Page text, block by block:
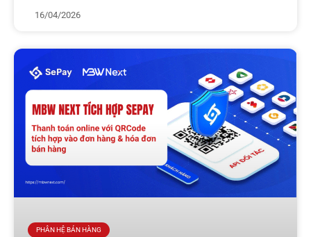
16/04/2026
PHÂN HỆ BÁN HÀNG